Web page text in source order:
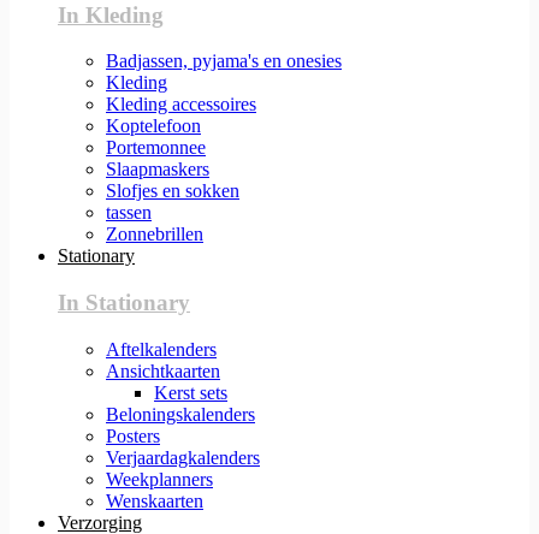
In Kleding
Badjassen, pyjama's en onesies
Kleding
Kleding accessoires
Koptelefoon
Portemonnee
Slaapmaskers
Slofjes en sokken
tassen
Zonnebrillen
Stationary
In Stationary
Aftelkalenders
Ansichtkaarten
Kerst sets
Beloningskalenders
Posters
Verjaardagkalenders
Weekplanners
Wenskaarten
Verzorging